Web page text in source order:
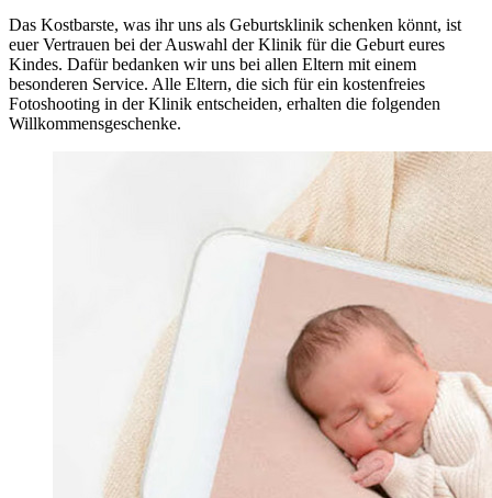
Das Kostbarste, was ihr uns als Geburtsklinik schenken könnt, ist
euer Vertrauen bei der Auswahl der Klinik für die Geburt eures
Kindes. Dafür bedanken wir uns bei allen Eltern mit einem
besonderen Service. Alle Eltern, die sich für ein kostenfreies
Fotoshooting in der Klinik entscheiden, erhalten die folgenden
Willkommensgeschenke.